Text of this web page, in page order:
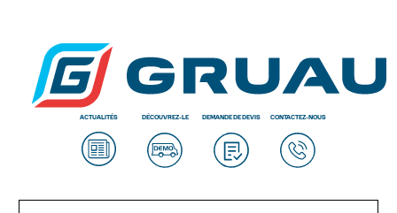
ACTUALITÉS DÉCOUVREZ-LE DEMANDE DE DEVIS CONTACTEZ-NOUS